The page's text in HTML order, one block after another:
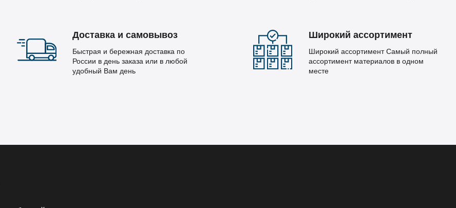
Доставка и самовывоз
Быстрая и бережная доставка по
России в день заказа или в любой
удобный Вам день
Широкий ассортимент
Широкий ассортимент Самый полный
ассортимент материалов в одном
месте